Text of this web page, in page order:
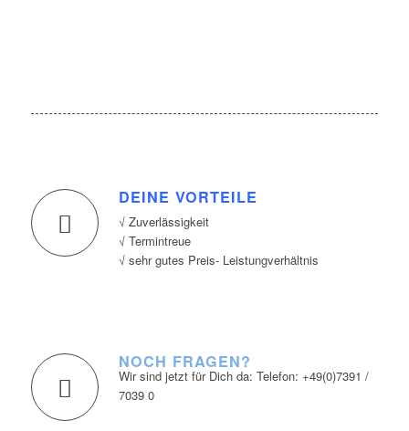
DEINE VORTEILE
√ Zuverlässigkeit
√ Termintreue
√ sehr gutes Preis- Leistungverhältnis
NOCH FRAGEN?
Wir sind jetzt für Dich da: Telefon: +49(0)7391 /
7039 0